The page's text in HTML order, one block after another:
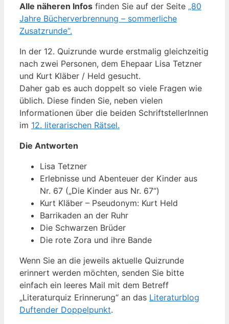
Alle näheren Infos finden Sie auf der Seite „80
Jahre Bücherverbrennung – sommerliche
Zusatzrunde“.
In der 12. Quizrunde wurde erstmalig gleichzeitig
nach zwei Personen, dem Ehepaar Lisa Tetzner
und Kurt Kläber / Held gesucht.
Daher gab es auch doppelt so viele Fragen wie
üblich. Diese finden Sie, neben vielen
Informationen über die beiden SchriftstellerInnen
im 12. literarischen Rätsel.
Die Antworten
Lisa Tetzner
Erlebnisse und Abenteuer der Kinder aus
Nr. 67 („Die Kinder aus Nr. 67“)
Kurt Kläber – Pseudonym: Kurt Held
Barrikaden an der Ruhr
Die Schwarzen Brüder
Die rote Zora und ihre Bande
Wenn Sie an die jeweils aktuelle Quizrunde
erinnert werden möchten, senden Sie bitte
einfach ein leeres Mail mit dem Betreff
„Literaturquiz Erinnerung“ an das Literaturblog
Duftender Doppelpunkt.